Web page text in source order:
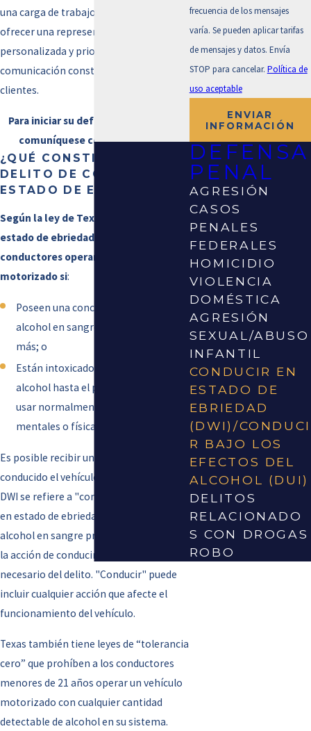
una carga de trabajo menor para
ofrecer una representación
personalizada y prioriza la
comunicación constante con sus
clientes.
Para iniciar su defensa por DWI/DUI,
comuníquese con Kelley Legal.
¿QUÉ CONSTITUYE UN
DELITO DE CONDUCIR EN
ESTADO DE EBRIEDAD?
Según la ley de Texas, conducir en
estado de ebriedad (DWI) prohíbe a los
conductores operar un vehículo
motorizado si:
Poseen una concentración de
alcohol en sangre (BAC) de 0,08% o
más; o
Están intoxicados por drogas o
alcohol hasta el punto de no poder
usar normalmente sus facultades
mentales o físicas.
Es posible recibir un DWI sin haber
conducido el vehículo. La ley indica que
DWI se refiere a "conducir" un vehículo
en estado de ebriedad o con un nivel de
alcohol en sangre prohibido, por lo que
la acción de conducir no es un requisito
necesario del delito. "Conducir" puede
incluir cualquier acción que afecte el
funcionamiento del vehículo.
Texas también tiene leyes de “tolerancia
cero” que prohíben a los conductores
menores de 21 años operar un vehículo
motorizado con cualquier cantidad
detectable de alcohol en su sistema.
frecuencia de los mensajes
varía. Se pueden aplicar tarifas
de mensajes y datos. Envía
STOP para cancelar. Política de
uso aceptable
ENVIAR
INFORMACIÓN
DEFENSA
PENAL
AGRESIÓN
CASOS
PENALES
FEDERALES
HOMICIDIO
VIOLENCIA
DOMÉSTICA
AGRESIÓN
SEXUAL/ABUSO
INFANTIL
CONDUCIR EN
ESTADO DE
EBRIEDAD
(DWI)/CONDUCI
R BAJO LOS
EFECTOS DEL
ALCOHOL (DUI)
DELITOS
RELACIONADO
S CON DROGAS
ROBO